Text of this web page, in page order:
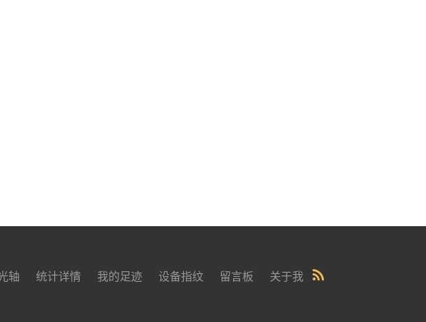
轴 统计详情 我的足迹 设备指纹 留言板 关于我